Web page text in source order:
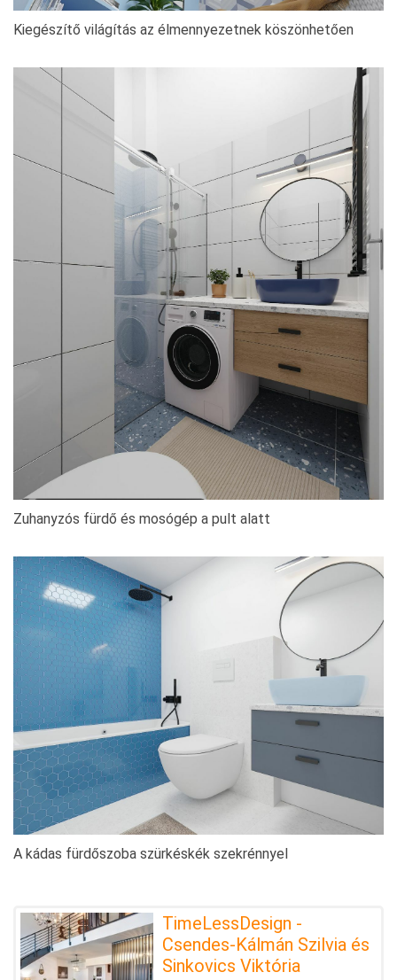
Kiegészítő világítás az élmennyezetnek köszönhetően
Zuhanyzós fürdő és mosógép a pult alatt
A kádas fürdőszoba szürkéskék szekrénnyel
TimeLessDesign -
Csendes-Kálmán Szilvia és
Sinkovics Viktória